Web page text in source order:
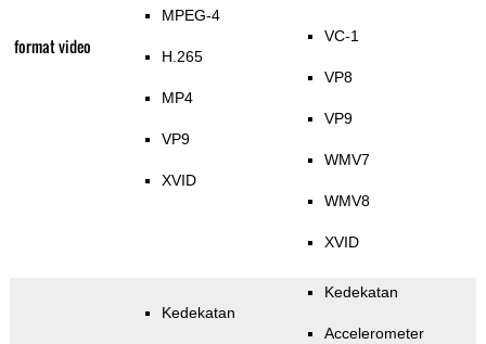
format video
MPEG-4
H.265
MP4
VP9
XVID
VC-1
VP8
VP9
WMV7
WMV8
XVID
Kedekatan
Kedekatan
Accelerometer